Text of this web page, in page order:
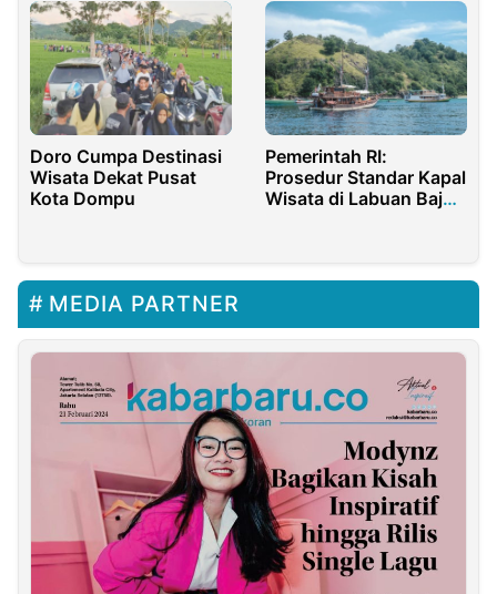
Doro Cumpa Destinasi
Wisata Dekat Pusat
Kota Dompu
Pemerintah RI:
Prosedur Standar Kapal
Wisata di Labuan Bajo
MEDIA PARTNER